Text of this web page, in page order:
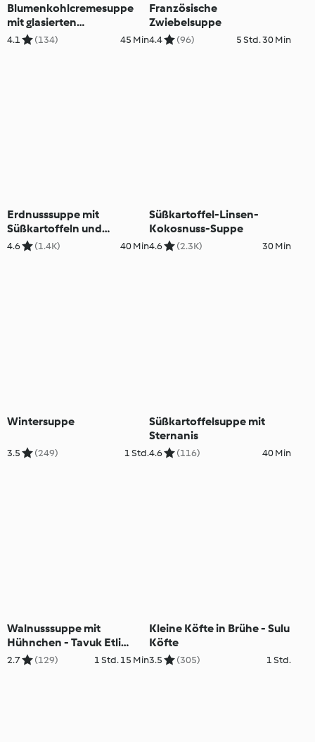
Blumenkohlcremesuppe
mit glasierten
Blumenkohlröschen
4.1 (134) 45 Min
Französische
Zwiebelsuppe
4.4 (96) 5 Std. 30 Min
Erdnusssuppe mit
Süßkartoffeln und
Grünkohl
4.6 (1.4K) 40 Min
Süßkartoffel-Linsen-
Kokosnuss-Suppe
4.6 (2.3K) 30 Min
Wintersuppe
3.5 (249) 1 Std.
Süßkartoffelsuppe mit
Sternanis
4.6 (116) 40 Min
Walnusssuppe mit
Hühnchen - Tavuk Etli
Ceviz Çorbası
2.7 (129) 1 Std. 15 Min
Kleine Köfte in Brühe - Sulu
Köfte
3.5 (305) 1 Std.